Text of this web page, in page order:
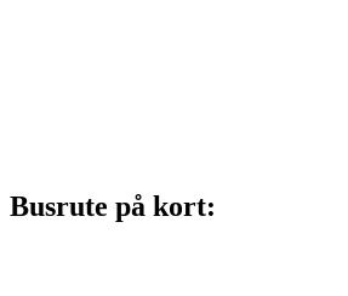
Busrute på kort: